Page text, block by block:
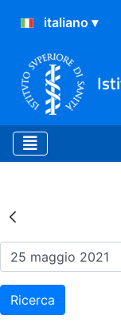
Risultati
Ricerca